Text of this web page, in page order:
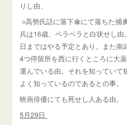
りし由、
○高勢氏話に落下傘にて落ちた捕
兵は16歳、ペラペラと白状せし
日まではやる予定とあり。また南
4つ停留所を西に行くところに大
運んでいる由。それを知っていて
よく知っているのであるとの事。
映画俳優にても死せし人ある由。
5月29日